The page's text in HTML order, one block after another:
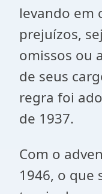
levando em
prejuízos,
omissos ou
de seus
regra foi
de 1937.
Com o
1946, o que